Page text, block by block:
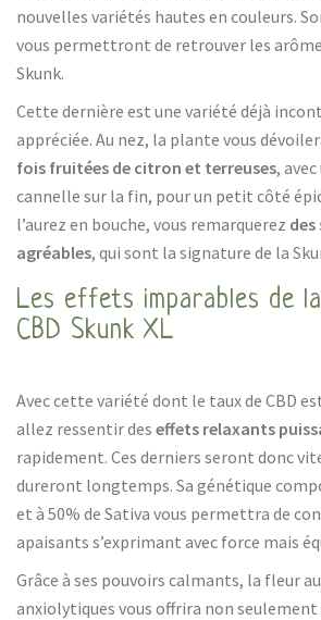
nouvelles variétés hautes en couleurs.
vous permettront de retrouver les
Skunk.
Cette dernière est une variété déjà
appréciée. Au nez, la plante vous
fois fruitées de citron et terreuses,
cannelle sur la fin, pour un petit côté
l’aurez en bouche, vous remarquerez
agréables, qui sont la signature de la
Les effets imparables de
CBD Skunk XL
Avec cette variété dont le taux de CBD
allez ressentir des effets relaxants
rapidement. Ces derniers seront donc
dureront longtemps. Sa génétique
et à 50% de Sativa vous permettra de
apaisants s’exprimant avec force mais
Grâce à ses pouvoirs calmants, la fleur
anxiolytiques vous offrira non seulement